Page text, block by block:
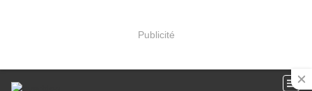
Publicité